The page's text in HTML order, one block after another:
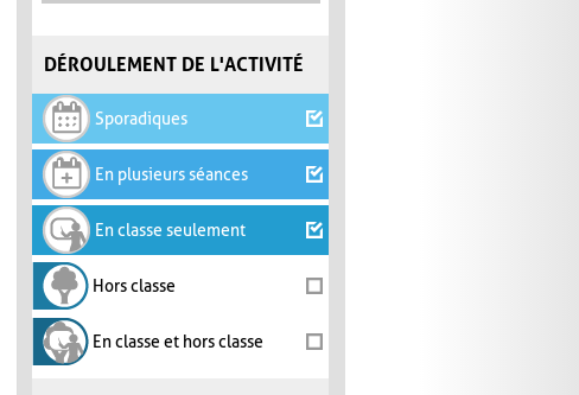
DÉROULEMENT DE L'ACTIVITÉ
Sporadiques
En plusieurs séances
En classe seulement
Hors classe
En classe et hors classe